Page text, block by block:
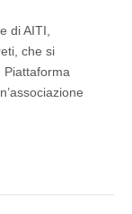
di AITI,
che si
Piattaforma